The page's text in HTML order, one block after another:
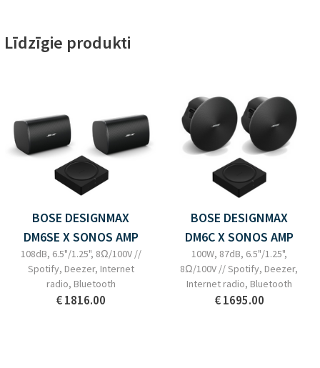
Līdzīgie produkti
BOSE DESIGNMAX
DM6SE X SONOS AMP
108dB, 6.5"/1.25", 8Ω/100V //
Spotify, Deezer, Internet
radio, Bluetooth
€ 1816.00
BOSE DESIGNMAX
DM6C X SONOS AMP
100W, 87dB, 6.5"/1.25",
8Ω/100V // Spotify, Deezer,
Internet radio, Bluetooth
€ 1695.00